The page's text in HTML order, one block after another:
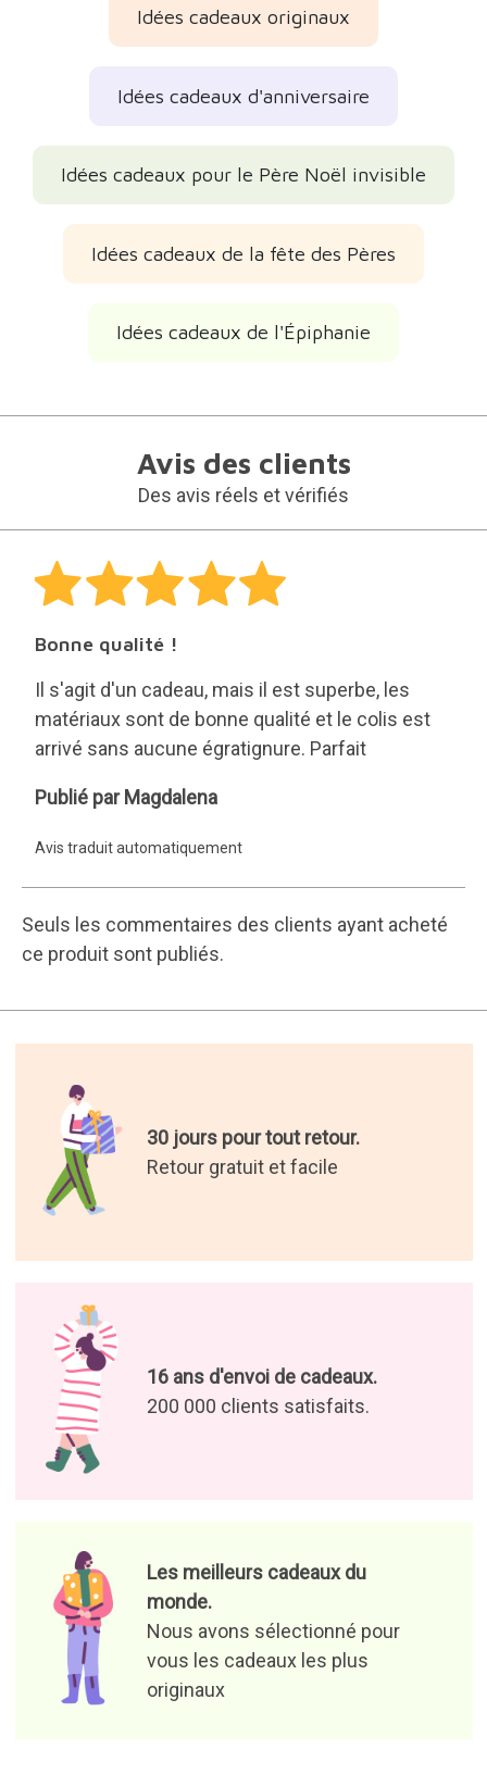
Idées cadeaux originaux
Idées cadeaux d'anniversaire
Idées cadeaux pour le Père Noël invisible
Idées cadeaux de la fête des Pères
Idées cadeaux de l'Épiphanie
Avis des clients
Des avis réels et vérifiés
Bonne qualité !
Il s'agit d'un cadeau, mais il est superbe, les
matériaux sont de bonne qualité et le colis est
arrivé sans aucune égratignure. Parfait
Magdalena
Publié par Magdalena
Avis traduit automatiquement
Seuls les commentaires des clients ayant acheté
ce produit sont publiés.
30 jours pour tout retour.
Retour gratuit et facile
16 ans d'envoi de cadeaux.
200 000 clients satisfaits.
Les meilleurs cadeaux du
monde.
Nous avons sélectionné pour
vous les cadeaux les plus
originaux